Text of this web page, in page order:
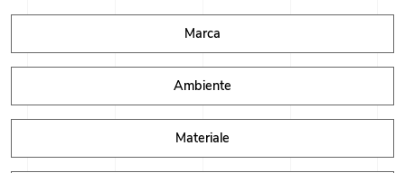
Marca
Ambiente
Materiale